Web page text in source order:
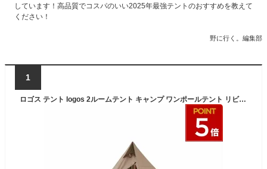
しています！高品質でコスパのいい2025年最強テントのおすすめを教えて
ください！
野に行く。編集部
1
ロゴス テント logos 2ルームテント キャンプ ワンポールテント リビングスペース タープ 寝室 インナーテント フライシート 収納バッグ ソロキャン UVカット アウトドア Tradcanvas Tepee 2ルーム 300-BB 71805611 4981325501853